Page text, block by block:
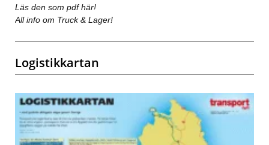
Läs den som pdf här!
All info om Truck & Lager!
Logistikkartan